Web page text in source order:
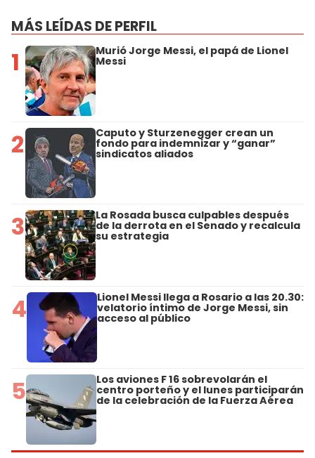
MÁS LEÍDAS DE PERFIL
1 Murió Jorge Messi, el papá de Lionel
Messi
2 Caputo y Sturzenegger crean un
fondo para indemnizar y “ganar”
sindicatos aliados
3 La Rosada busca culpables después
de la derrota en el Senado y recalcula
su estrategia
4 Lionel Messi llega a Rosario a las 20.30:
velatorio íntimo de Jorge Messi, sin
acceso al público
5 Los aviones F 16 sobrevolarán el
centro porteño y el lunes participarán
de la celebración de la Fuerza Aérea